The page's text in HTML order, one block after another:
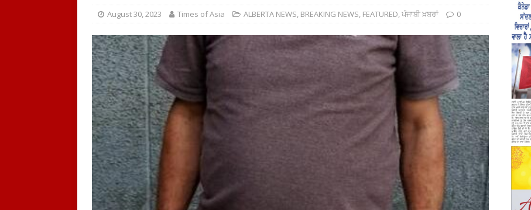
August 30, 2023 Times of Asia ALBERTA NEWS, BREAKING NEWS, FEATURED,ਪੰਜਾਬੀ ਖ਼ਬਰਾਂ 0